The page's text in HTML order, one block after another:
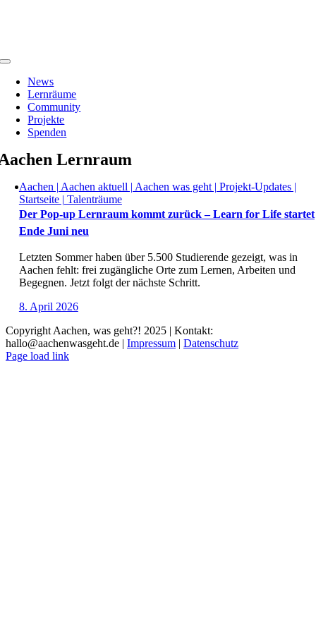
Toggle
Navigation
News
Lernräume
Community
Projekte
Spenden
Lernraum
Aachen | Aachen aktuell | Aachen was geht | Projekt-Updates |
Startseite | Talenträume
Der Pop-up Lernraum kommt zurück – Learn for Life startet
Ende Juni neu
Letzten Sommer haben über 5.500 Studierende gezeigt, was in
Aachen fehlt: frei zugängliche Orte zum Lernen, Arbeiten und
Begegnen. Jetzt folgt der nächste Schritt.
8. April 2026
Copyright Aachen, was geht?! 2025 | Kontakt:
hallo@aachenwasgeht.de | Impressum | Datenschutz
Instagram
LinkedIn
Tiktok
YouTube
Page load link